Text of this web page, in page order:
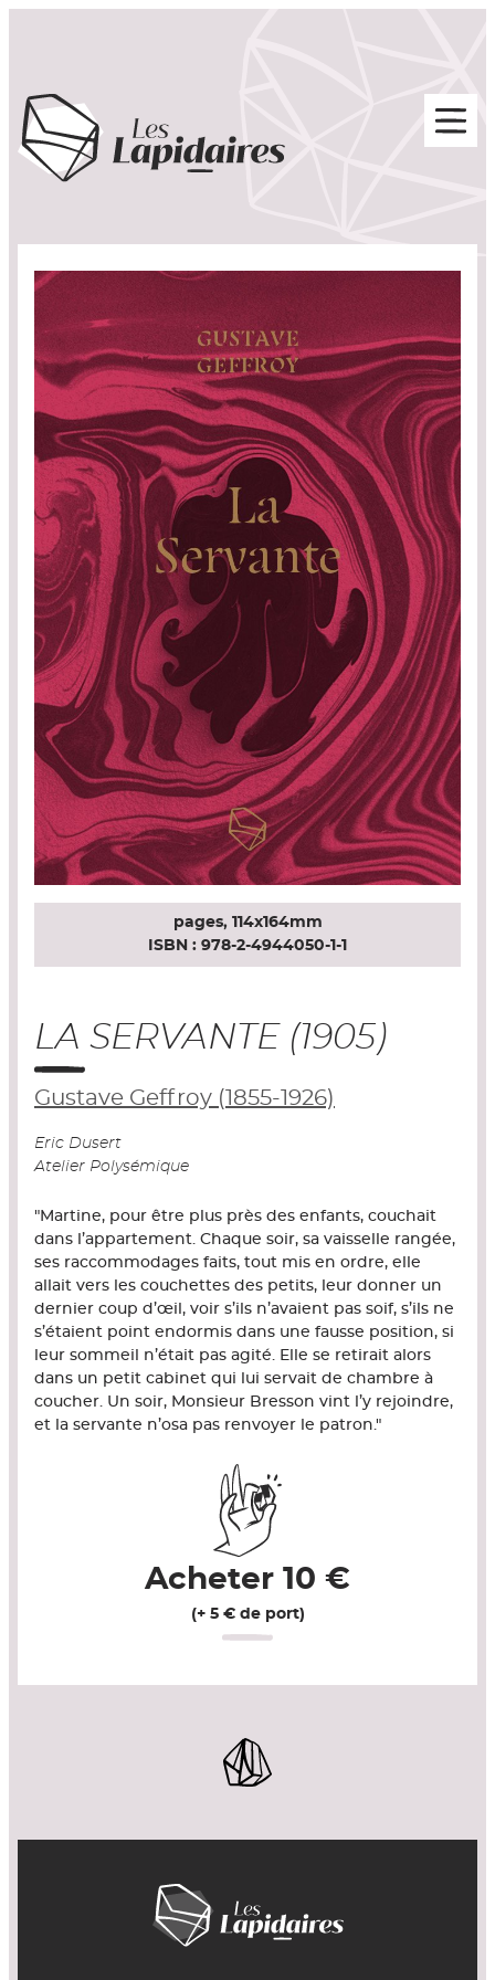
pages, 114x164mm
ISBN : 978-2-4944050-1-1
LA SERVANTE (1905)
Gustave Geffroy (1855-1926)
Eric Dusert
Atelier Polysémique
"Martine, pour être plus près des enfants, couchait
dans l’appartement. Chaque soir, sa vaisselle rangée,
ses raccommodages faits, tout mis en ordre, elle
allait vers les couchettes des petits, leur donner un
dernier coup d’œil, voir s’ils n’avaient pas soif, s’ils ne
s’étaient point endormis dans une fausse position, si
leur sommeil n’était pas agité. Elle se retirait alors
dans un petit cabinet qui lui servait de chambre à
coucher. Un soir, Monsieur Bresson vint l’y rejoindre,
et la servante n’osa pas renvoyer le patron."
Acheter 10 €
(+ 5 € de port)